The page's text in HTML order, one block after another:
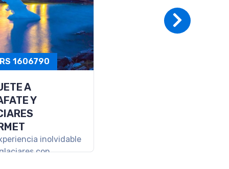
1036720
A SAN
DE LOS
ideal para
y disfrutar la
la Patagonia.